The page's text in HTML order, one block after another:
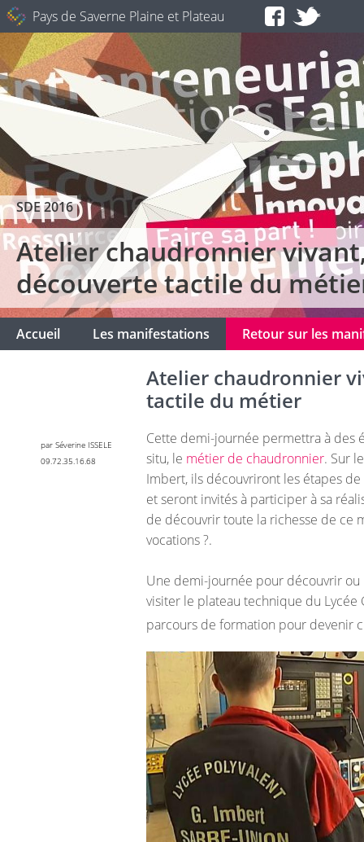
Pays de Saverne Plaine et Plateau
SDE 2016
Atelier chaudronnier
découverte tactile du
Accueil Les manifestations Retour sur les
Atelier chaudronnier
tactile du métier
Cette demi-journée permettra à des
situ, le métier de chaudronnier. Sur
Imbert, ils découvriront les étapes
et seront invités à participer à sa
de découvrir toute la richesse de ce
vocations ?.
Une demi-journée pour découvrir
visiter le plateau technique du Lycée
parcours de formation pour devenir
par Séverine ISSELE
09.72.35.16.68